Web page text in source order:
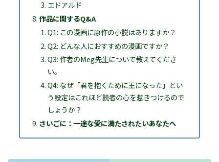
エドアルド
作品に関するQ&A
Q1: この漫画に原作の小説はありますか？
Q2: どんな人におすすめの漫画ですか？
Q3: 作者のMeg先生について教えてくださ
い。
Q4: なぜ「君を抱くために王になった」とい
う設定はこれほど読者の心を惹きつけるので
しょうか？
さいごに：一途な愛に満たされたいあなたへ